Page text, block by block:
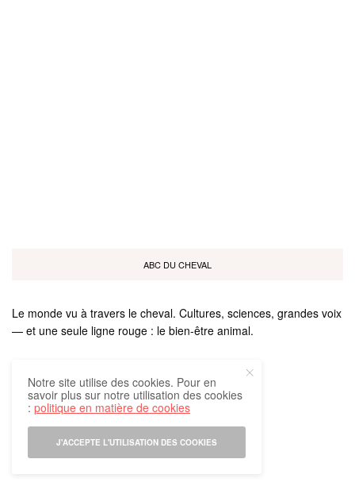
ABC DU CHEVAL
Le monde vu à travers le cheval. Cultures, sciences, grandes voix
— et une seule ligne rouge : le bien-être animal.
Notre site utilise des cookies. Pour en
savoir plus sur notre utilisation des cookies
:politique en matière de cookies
J'ACCEPTE L'UTILISATION DES COOKIES